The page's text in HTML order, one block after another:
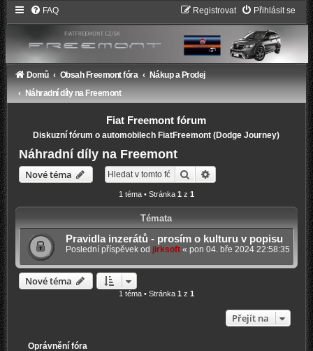
FAQ Přihlásit se
Registrovat
Domů Obsah Freemont fóra
Nákup a Prodej
Náhradní díly na Freemont
Fiat Freemont fórum
Diskuzní fórum o automobilech FiatFreemont (Dodge Journey)
Náhradní díly na Freemont
Nové téma Hledat
1 téma • Stránka 1 z 1
Témata
Pravidla inzerátů - prosím o kulturu v popisu
Poslední příspěvek od jirksoft« pon 04. bře 2024 22:58:35
Nové téma
1 téma • Stránka 1 z 1
Přejít na
Oprávnění fóra